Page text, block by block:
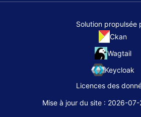
Solution propulsée
Ckan
Wagtail
Keycloak
Licences des
Mise à jour du site : 2026-